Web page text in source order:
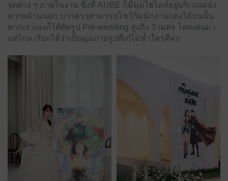
จุดต่าง ๆ ภายในงาน ซึ่งที่ AUBE ก็มีมุมไฮไลท์อยู่บริเวณผนัง
หวายด้านนอก บ่าวสาวสามารถโชว์กิมมิกงานแต่งได้บนนั้น
พวกเราเองก็ได้ติดรูป Pre-wedding สูงถึง 3 เมตร โดดเด่นมา
แต่ไกล เรียกได้ว่าเป็นมุมถ่ายรูปที่เก๋ไม่ซ้ำใครดีค่ะ